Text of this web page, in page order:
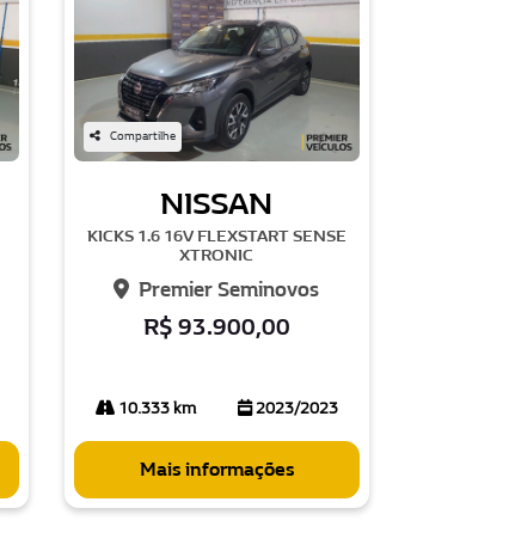
Compartilhe
NISSAN
KICKS 1.6 16V FLEXSTART SENSE
XTRONIC
Premier Seminovos
R$ 93.900,00
10.333 km 2023/2023
Mais informações